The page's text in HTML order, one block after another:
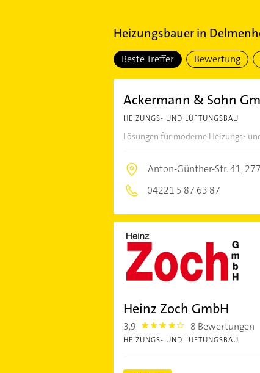
Heizungsbauerin
Beste Treffer Bewertung
Ackermann & Sohn
HEIZUNGS- UND LÜFTUNGSBAU
Lösungen für moderne Heizungs-
Anton-Günther-Str. 41,
04221 5 87 63 87
Heinz Zoch GmbH
3,9 3.9 8 Bewertungen
HEIZUNGS- UND LÜFTUNGSBAU